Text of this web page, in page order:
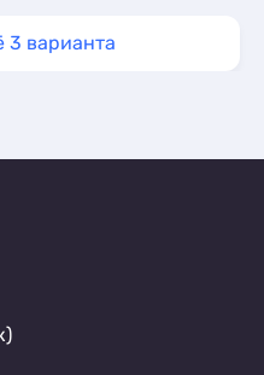
3 варианта